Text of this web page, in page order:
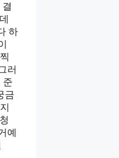
하
러
준
금
예